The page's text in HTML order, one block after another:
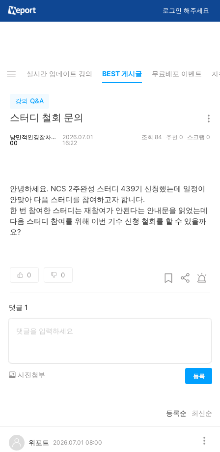
로그인 해주세요
사항 실시간 업데이트 강의 BEST 게시글 무료배포 이벤트
강의 Q&A
스터디 철회 문의
낭만적인경찰차19
00
2026.07.01
16:22
조회 84 추천 0 스크랩 0
안녕하세요. NCS 2주완성 스터디 439기 신청했는데 일정이
안맞아 다음 스터디를 참여하고자 합니다.
한 번 참여한 스터디는 재참여가 안된다는 안내문을 읽었는데
다음 스터디 참여를 위해 이번 기수 신청 철회를 할 수 있을까
요?
0 0
댓글 1
등록
사진첨부
등록순 최신순
위포트 2026.07.01 08:00